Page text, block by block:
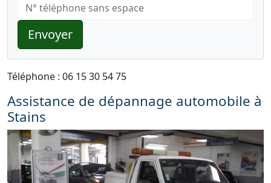
Envoyer
Téléphone : 06 15 30 54 75
Assistance de dépannage automobile à
Stains